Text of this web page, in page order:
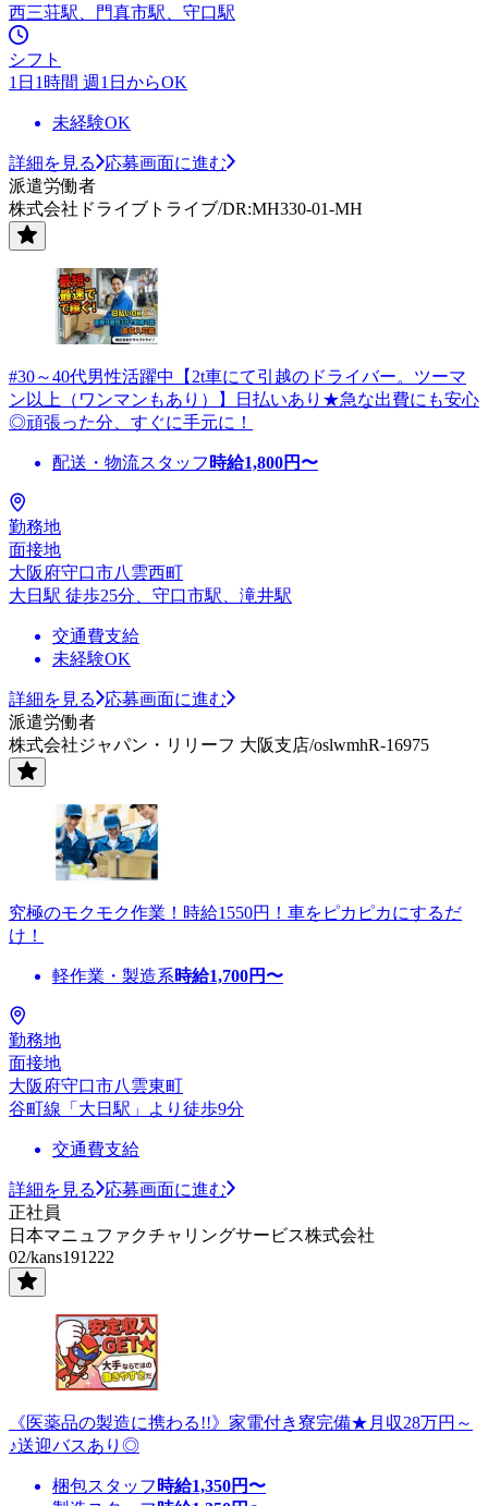
西三荘駅、門真市駅、守口駅
シフト
1日1時間 週1日からOK
未経験OK
詳細を見る
応募画面に進む
派遣労働者
株式会社ドライブトライブ/DR:MH330-01-MH
#30～40代男性活躍中【2t車にて引越のドライバー。ツーマ
ン以上（ワンマンもあり）】日払いあり★急な出費にも安心
◎頑張った分、すぐに手元に！
配送・物流スタッフ 時給1,800円〜
勤務地
面接地
大阪府守口市八雲西町
大日駅 徒歩25分、守口市駅、滝井駅
交通費支給
未経験OK
詳細を見る
応募画面に進む
派遣労働者
株式会社ジャパン・リリーフ 大阪支店/oslwmhR-16975
究極のモクモク作業！時給1550円！車をピカピカにするだ
け！
軽作業・製造系時給1,700円〜
勤務地
面接地
大阪府守口市八雲東町
谷町線「大日駅」より徒歩9分
交通費支給
詳細を見る
応募画面に進む
正社員
日本マニュファクチャリングサービス株式会社
02/kans191222
《医薬品の製造に携わる!!》家電付き寮完備★月収28万円～
♪送迎バスあり◎
梱包スタッフ 時給1,350円〜